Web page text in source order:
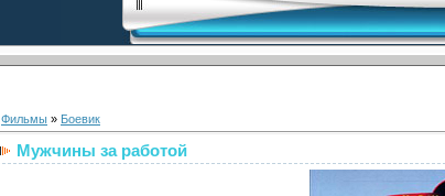
Фильмы » Боевик
Мужчины за работой